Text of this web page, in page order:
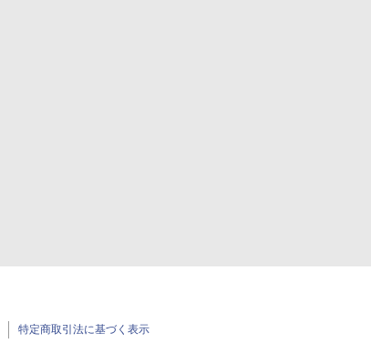
特定商取引法に基づく表示